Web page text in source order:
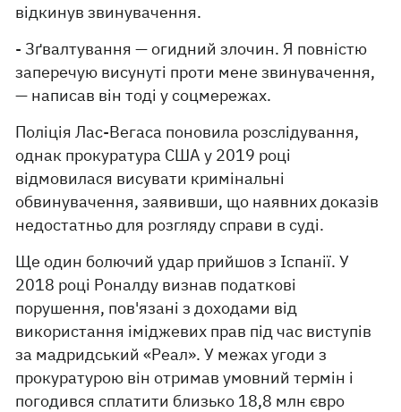
відкинув звинувачення.
- Зґвалтування — огидний злочин. Я повністю
заперечую висунуті проти мене звинувачення,
— написав він тоді у соцмережах.
Поліція Лас-Вегаса поновила розслідування,
однак прокуратура США у 2019 році
відмовилася висувати кримінальні
обвинувачення, заявивши, що наявних доказів
недостатньо для розгляду справи в суді.
Ще один болючий удар прийшов з Іспанії. У
2018 році Роналду визнав податкові
порушення, пов'язані з доходами від
використання іміджевих прав під час виступів
за мадридський «Реал». У межах угоди з
прокуратурою він отримав умовний термін і
погодився сплатити близько 18,8 млн євро